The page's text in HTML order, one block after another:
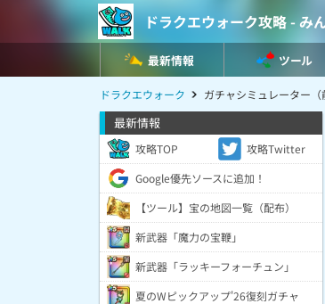
ドラクエウォーク攻略 - み
最新情報 ツール
ドラクエウォーク ガチャシミュレーター（
最新情報
攻略TOP
攻略Twitter
Google優先ソースに追加！
【ツール】宝の地図一覧（配布）
新武器「魔力の宝鞭」
新武器「ラッキーフォーチュン」
夏のWピックアップ'26復刻ガチャ